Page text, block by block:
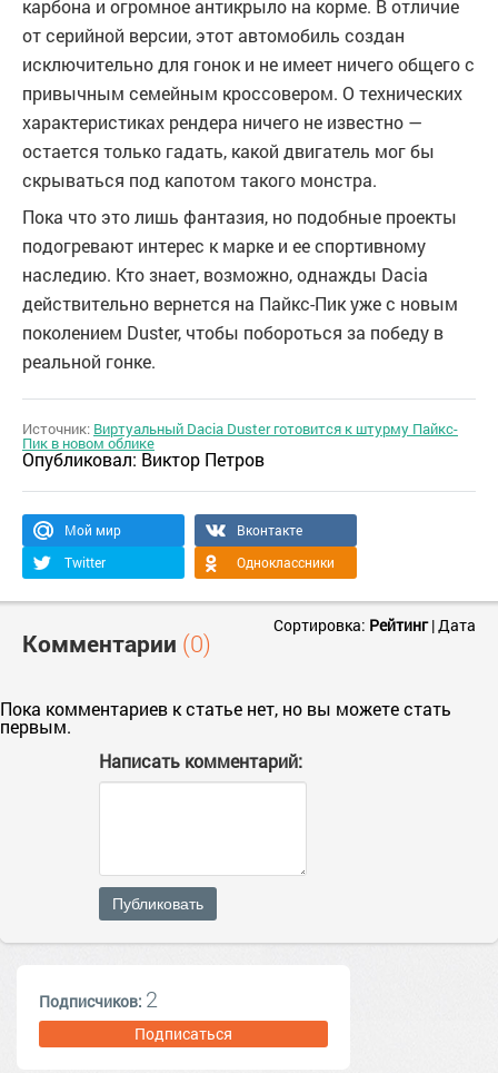
карбона и огромное антикрыло на корме. В отличие
от серийной версии, этот автомобиль создан
исключительно для гонок и не имеет ничего общего с
привычным семейным кроссовером. О технических
характеристиках рендера ничего не известно —
остается только гадать, какой двигатель мог бы
скрываться под капотом такого монстра.
Пока что это лишь фантазия, но подобные проекты
подогревают интерес к марке и ее спортивному
наследию. Кто знает, возможно, однажды Dacia
действительно вернется на Пайкс-Пик уже с новым
поколением Duster, чтобы побороться за победу в
реальной гонке.
Источник: Виртуальный Dacia Duster готовится к штурму Пайкс-
Пик в новом облике
Опубликовал: Виктор Петров
Мой мир
Вконтакте
Twitter
Одноклассники
Комментарии (0)
Сортировка: Рейтинг|Дата
Пока комментариев к статье нет, но вы можете стать
первым.
Написать комментарий:
Публиковать
Подписчиков: 2
Подписаться